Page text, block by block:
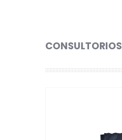
CONSULTORIOS